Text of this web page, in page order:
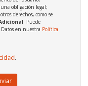
obligación legal;
derechos, como se
: Puede
en nuestra Política
.